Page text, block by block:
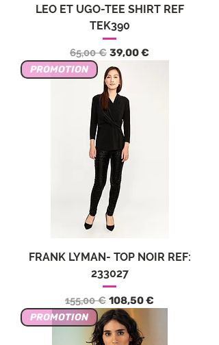
LEO ET UGO-TEE SHIRT REF
TEK390
Обычная цена
65,00 € Цена со скидкой
39,00 €
PROMOTION
FRANK LYMAN- TOP NOIR REF:
233027
Обычная цена
155,00 € Цена со скидкой
108,50 €
PROMOTION